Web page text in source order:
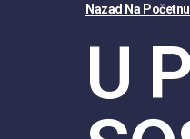
Nazad Na Početnu
U